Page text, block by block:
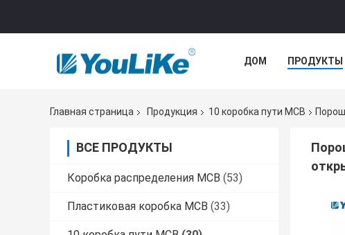
ДОМ ПРОДУКТЫ
Главная страница Продукция 10 коробка пути MCB
ВСЕ ПРОДУКТЫ
Коробка распределения MCB (53)
Пластиковая коробка MCB (33)